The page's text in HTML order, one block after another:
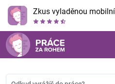
Zkus vyladěnou